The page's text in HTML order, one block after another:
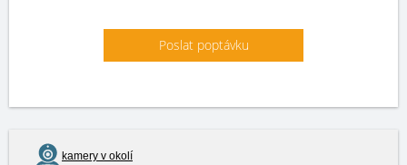
Poslat poptávku
kamery v okolí